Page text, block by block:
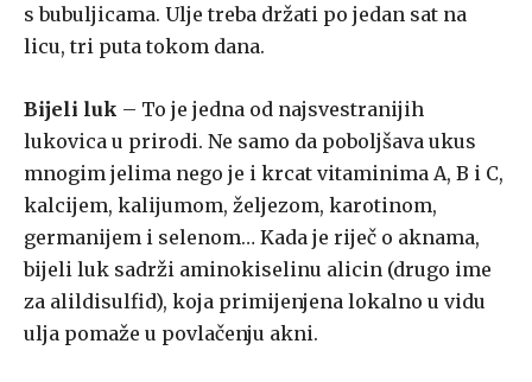
s bubuljicama. Ulje treba držati po jedan sat na
licu, tri puta tokom dana.
Bijeli luk – To je jedna od najsvestranijih
lukovica u prirodi. Ne samo da poboljšava ukus
mnogim jelima nego je i krcat vitaminima A, B i C,
kalcijem, kalijumom, željezom, karotinom,
germanijem i selenom… Kada je riječ o aknama,
bijeli luk sadrži aminokiselinu alicin (drugo ime
za alildisulfid), koja primijenjena lokalno u vidu
ulja pomaže u povlačenju akni.